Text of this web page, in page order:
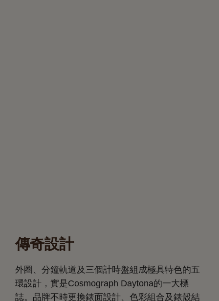
傳奇設計
外圈、分鐘軌道及三個計時盤組成極具特色的五
環設計，實是Cosmograph Daytona的一大標
誌。品牌不時更換錶面設計、色彩組合及錶殼結